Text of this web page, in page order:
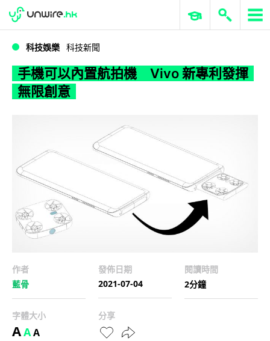
WWDC 2026 ERP 與商業 AI
科技娛樂 科技新聞
手機可以內置航拍機 Vivo 新專利發揮
無限創意
作者
藍骨
發佈日期
2021-07-04
閱讀時間
2分鐘
字體大小
AAA
分享